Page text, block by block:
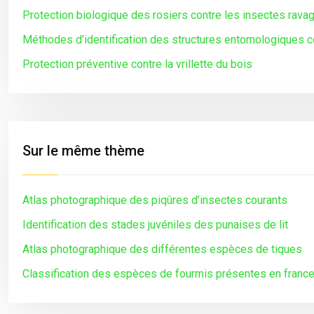
Protection biologique des rosiers contre les insectes
Méthodes d’identification des structures entomologiques
Protection préventive contre la vrillette du bois
Sur le même thème
Atlas photographique des piqûres d’insectes courants
Identification des stades juvéniles des punaises de lit
Atlas photographique des différentes espèces de tiques
Classification des espèces de fourmis présentes en france